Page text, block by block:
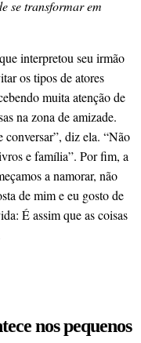
se transformar em
interpretou seu irmão
os tipos de atores
muita atenção de
na zona de amizade.
conversar”, diz ela. “Não
e família”. Por fim, a
a namorar, não
de mim e eu gosto de
É assim que as coisas
nos pequenos